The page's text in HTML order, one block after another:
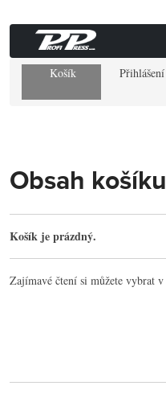
Košík Přihlášení
Obsah košíku
Košík je prázdný.
Zajímavé čtení si můžete vybrat v